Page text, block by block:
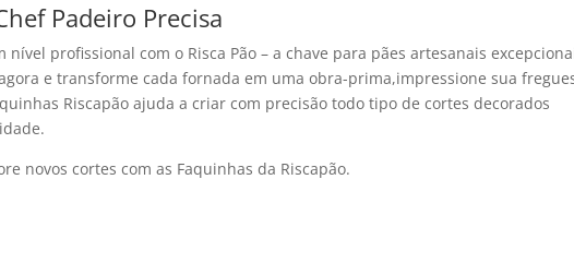
Padeiro Precisa
nível profissional com o Risca Pão – a chave para pães artesanais
e transforme cada fornada em uma obra-prima,impressione sua
Riscapão ajuda a criar com precisão todo tipo de cortes decorados
novos cortes com as Faquinhas da Riscapão.